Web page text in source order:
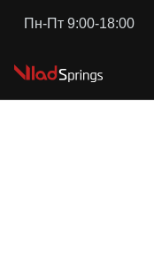
Пн-Пт 9:00-18:00